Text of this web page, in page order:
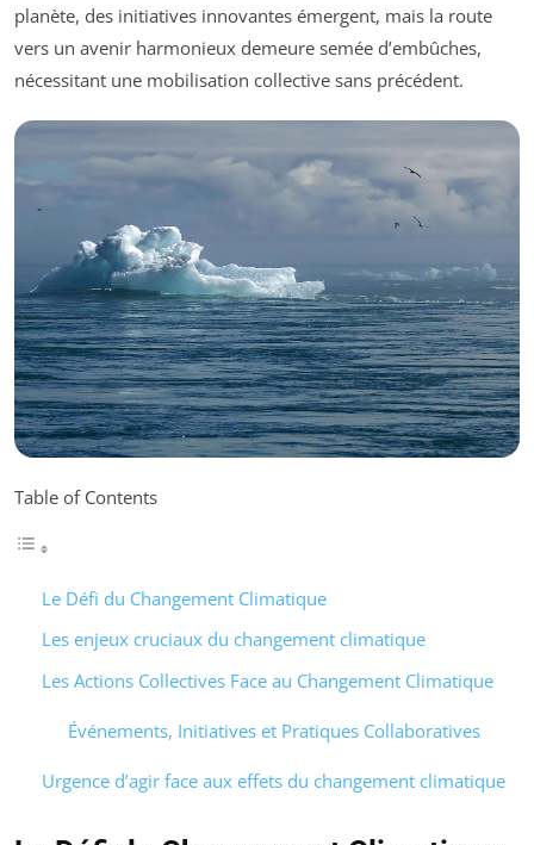
planète, des initiatives innovantes émergent, mais la route
vers un avenir harmonieux demeure semée d’embûches,
nécessitant une mobilisation collective sans précédent.
Table of Contents
Le Défi du Changement Climatique
Les enjeux cruciaux du changement climatique
Les Actions Collectives Face au Changement Climatique
Événements, Initiatives et Pratiques Collaboratives
Urgence d’agir face aux effets du changement climatique